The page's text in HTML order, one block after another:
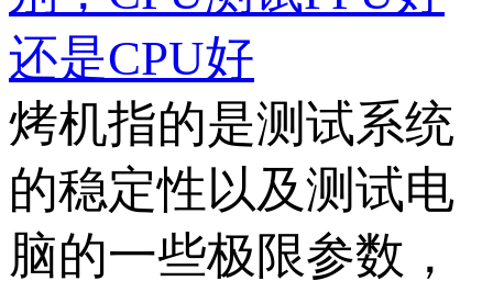
还是CPU好
烤机指的是测试系统
的稳定性以及测试电
脑的一些极限参数，